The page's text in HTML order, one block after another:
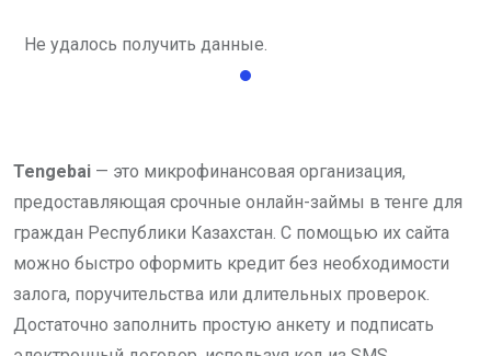
Не удалось получить данные.
Tengebai — это микрофинансовая организация,
предоставляющая срочные онлайн-займы в тенге для
граждан Республики Казахстан. С помощью их сайта
можно быстро оформить кредит без необходимости
залога, поручительства или длительных проверок.
Достаточно заполнить простую анкету и подписать